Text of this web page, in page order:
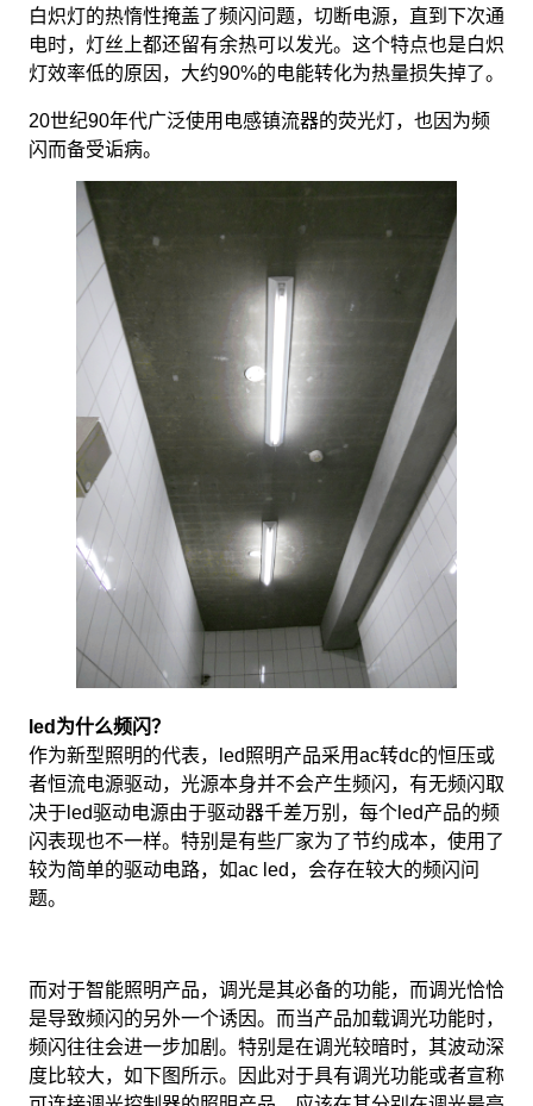
白炽灯的热惰性掩盖了频闪问题，切断电源，直到下次通
电时，灯丝上都还留有余热可以发光。这个特点也是白炽
灯效率低的原因，大约90%的电能转化为热量损失掉了。
20世纪90年代广泛使用电感镇流器的荧光灯，也因为频
闪而备受诟病。
led为什么频闪？
作为新型照明的代表，led照明产品采用ac转dc的恒压或
者恒流电源驱动，光源本身并不会产生频闪，有无频闪取
决于led驱动电源由于驱动器千差万别，每个led产品的频
闪表现也不一样。特别是有些厂家为了节约成本，使用了
较为简单的驱动电路，如ac led，会存在较大的频闪问
题。
而对于智能照明产品，调光是其必备的功能，而调光恰恰
是导致频闪的另外一个诱因。而当产品加载调光功能时，
频闪往往会进一步加剧。特别是在调光较暗时，其波动深
度比较大，如下图所示。因此对于具有调光功能或者宣称